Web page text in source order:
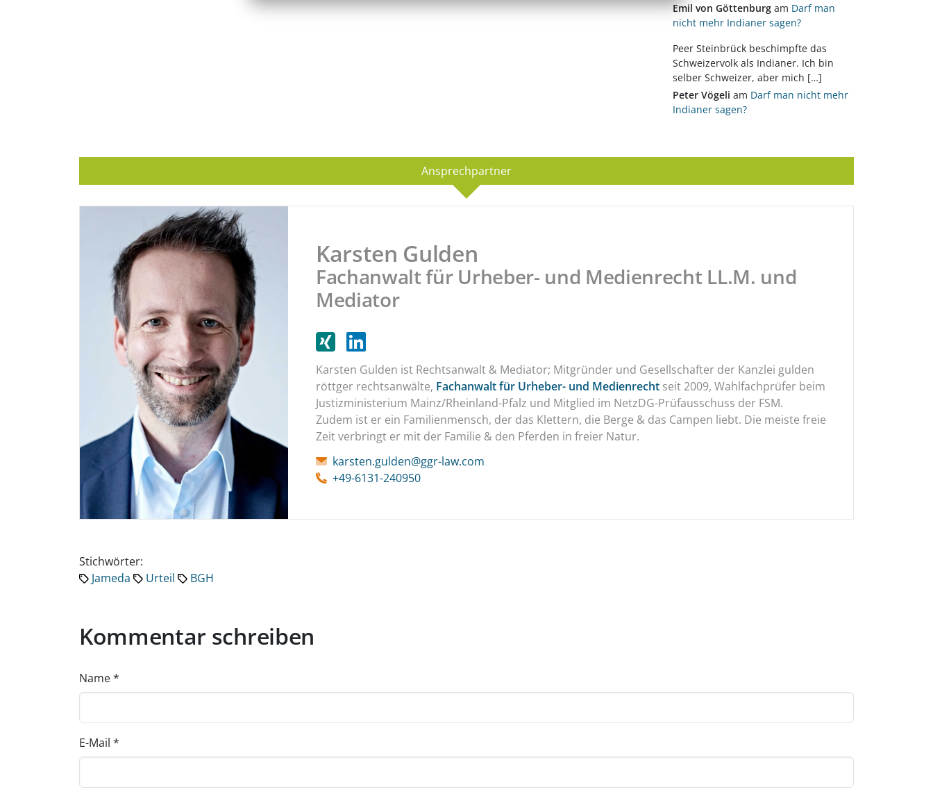
Emil von Göttenburg am Darf man
nicht mehr Indianer sagen?
Peer Steinbrück beschimpfte das
Schweizervolk als Indianer. Ich bin
selber Schweizer, aber mich […]
Peter Vögeli am Darf man nicht mehr
Indianer sagen?
Ansprechpartner
Karsten Gulden
Fachanwalt für Urheber- und Medienrecht LL.M. und
Mediator
Karsten Gulden ist Rechtsanwalt & Mediator; Mitgründer und Gesellschafter der Kanzlei gulden
röttger rechtsanwälte, Fachanwalt für Urheber- und Medienrecht seit 2009, Wahlfachprüfer beim
Justizministerium Mainz/Rheinland-Pfalz und Mitglied im NetzDG-Prüfausschuss der FSM.
Zudem ist er ein Familienmensch, der das Klettern, die Berge & das Campen liebt. Die meiste freie
Zeit verbringt er mit der Familie & den Pferden in freier Natur.
karsten.gulden@ggr-law.com
+49-6131-240950
Stichwörter:
Jameda
Urteil BGH
Kommentar schreiben
Name*
E-Mail *